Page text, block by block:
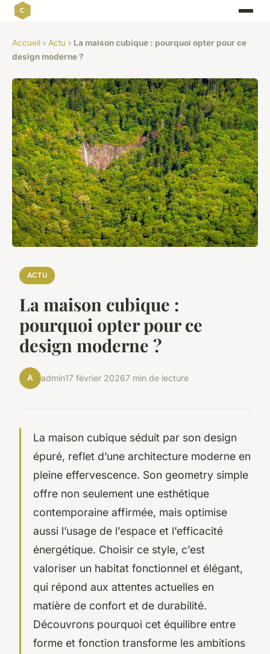
Accueil › Actu › La maison cubique : pourquoi opter pour ce
design moderne ?
ACTU
La maison cubique :
pourquoi opter pour ce
design moderne ?
A admin17 février 20267 min de lecture
La maison cubique séduit par son design
épuré, reflet d’une architecture moderne en
pleine effervescence. Son geometry simple
offre non seulement une esthétique
contemporaine affirmée, mais optimise
aussi l’usage de l’espace et l’efficacité
énergétique. Choisir ce style, c’est
valoriser un habitat fonctionnel et élégant,
qui répond aux attentes actuelles en
matière de confort et de durabilité.
Découvrons pourquoi cet équilibre entre
forme et fonction transforme les ambitions